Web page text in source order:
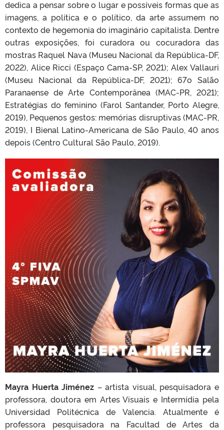
dedica a pensar sobre o lugar e possíveis formas que as
imagens, a política e o político, da arte assumem no
contexto de hegemonia do imaginário capitalista. Dentre
outras exposições, foi curadora ou cocuradora das
mostras Raquel Nava (Museu Nacional da República-DF,
2022), Alice Ricci (Espaço Cama-SP, 2021); Alex Vallauri
(Museu Nacional da República-DF, 2021); 67o Salão
Paranaense de Arte Contemporânea (MAC-PR, 2021);
Estratégias do feminino (Farol Santander, Porto Alegre,
2019), Pequenos gestos: memórias disruptivas (MAC-PR,
2019), I Bienal Latino-Americana de São Paulo, 40 anos
depois (Centro Cultural São Paulo, 2019).
Mayra Huerta Jiménez – artista visual, pesquisadora e
professora, doutora em Artes Visuais e Intermídia pela
Universidad Politécnica de Valencia. Atualmente é
professora pesquisadora na Facultad de Artes da